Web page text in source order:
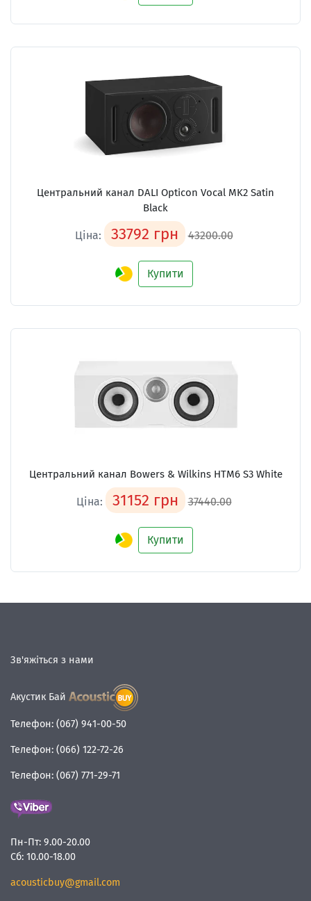
Центральний канал DALI Opticon Vocal MK2 Satin
Black
Ціна: 33792 грн 43200.00
Купити
Центральний канал Bowers & Wilkins HTM6 S3 White
Ціна: 31152 грн 37440.00
Купити
Зв'яжіться з нами
Акустик Бай
Телефон: (067) 941-00-50
Телефон: (066) 122-72-26
Телефон: (067) 771-29-71
Пн-Пт: 9.00-20.00
Сб: 10.00-18.00
acousticbuy@gmail.com